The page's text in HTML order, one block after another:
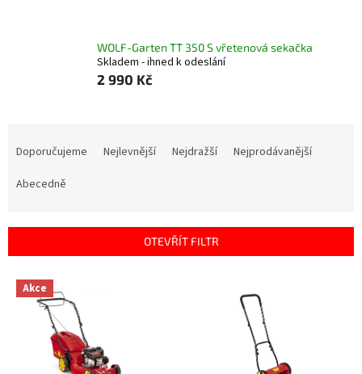
WOLF-Garten TT 350 S vřetenová sekačka
Skladem - ihned k odeslání
2 990 Kč
r
Doporučujeme Nejlevnější Nejdražší
Nejprodávanější
Abecedně
OTEVŘÍT FILTR
V Akce